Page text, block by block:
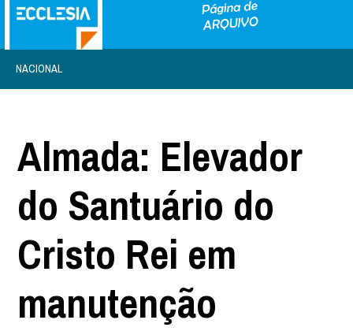
NACIONAL
Almada: Elevador
do Santuário do
Cristo Rei em
manutenção